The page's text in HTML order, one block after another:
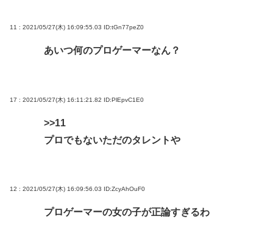
11 : 2021/05/27(木) 16:09:55.03 ID:tGn77peZ0
あいつ何のプロゲーマーなん？
17 : 2021/05/27(木) 16:11:21.82 ID:PlEpvC1E0
>>11
プロでもないただのタレントや
12 : 2021/05/27(木) 16:09:56.03 ID:ZcyAhOuF0
プロゲーマーの女の子が正論すぎるわ